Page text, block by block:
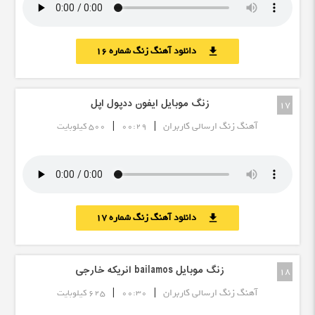
download دانلود آهنگ زنگ شماره 16
17 زنگ موبایل ایفون ددپول اپل
آهنگ زنگ ارسالی کاربران |
00:29
| 500 کیلوبایت
download دانلود آهنگ زنگ شماره 17
18 زنگ موبایل bailamos انریکه خارجی
آهنگ زنگ ارسالی کاربران |
00:30
| 625 کیلوبایت